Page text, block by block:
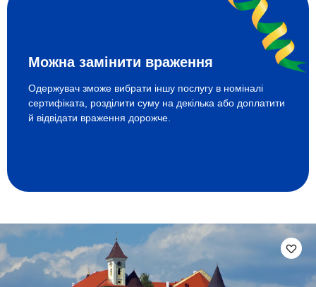
Можна замінити враження
Одержувач зможе вибрати іншу послугу в номіналі
сертифіката, розділити суму на декілька або доплатити
й відвідати враження дорожче.